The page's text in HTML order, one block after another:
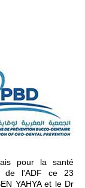
pour la santé
de l'ADF ce 23
YAHYA et le Dr